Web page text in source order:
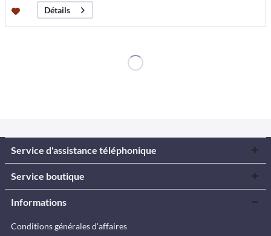
Détails
Service d'assistance téléphonique
Service boutique
Informations
Conditions générales d'affaires